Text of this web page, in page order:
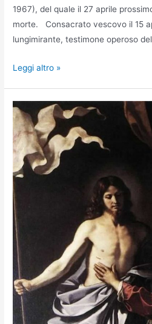
1967), del quale il 27 aprile
morte. Consacrato vescovo il 15
lungimirante, testimone operoso
Leggi altro »